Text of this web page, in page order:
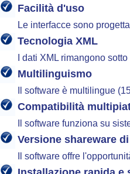
Facilità d'uso
Le interfacce sono
Tecnologia XML
I dati XML rimangono
Multilinguismo
Il software è multilingue
Compatibilità
Il software funziona su
Versione shareware
Il software offre